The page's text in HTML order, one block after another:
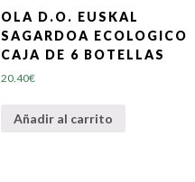
OLA D.O. EUSKAL
SAGARDOA ECOLOGICO
CAJA DE 6 BOTELLAS
20.40€
Añadir al carrito